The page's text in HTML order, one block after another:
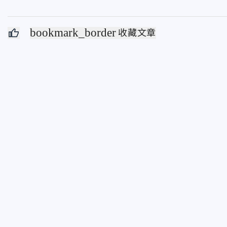
bookmark_border 收藏文章